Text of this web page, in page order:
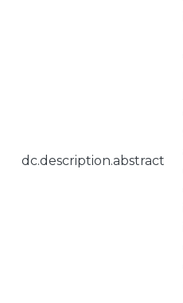
dc.description.abstract